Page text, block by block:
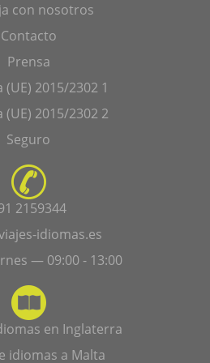
con nosotros
Contacto
Prensa
2015/2302 1
(UE) 2015/2302 2
Seguro
2159344
idiomas.es
— 09:00 - 13:00
en Inglaterra
idiomas a Malta